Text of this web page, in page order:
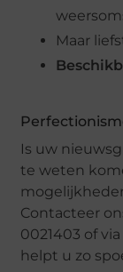
Maar
Is uw
te weten
Contacteer
0021403 of
helpt u zo